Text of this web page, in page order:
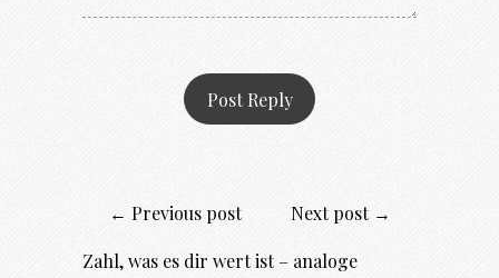
← Previous post Next post →
Zahl, was es dir wert ist – analoge